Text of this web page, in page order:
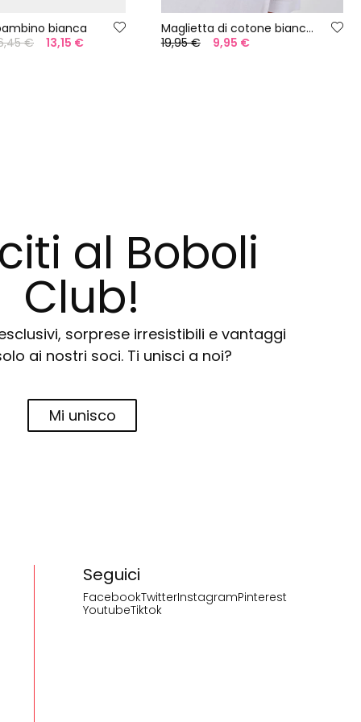
bianca
€
13,15 €
Maglietta di cotone bianca bambino
19,95 €
9,95 €
al Boboli
Club!
sorprese irresistibili e vantaggi
ai nostri soci. Ti unisci a noi?
Mi unisco
Seguici
FacebookTwitterInstagramPinterest
YoutubeTiktok